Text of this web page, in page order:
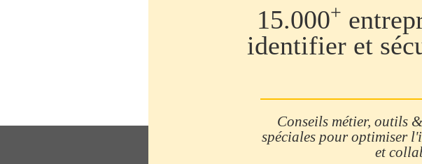
15.000+
identifier et
Conseils métier, outils
spéciales pour optimiser
et